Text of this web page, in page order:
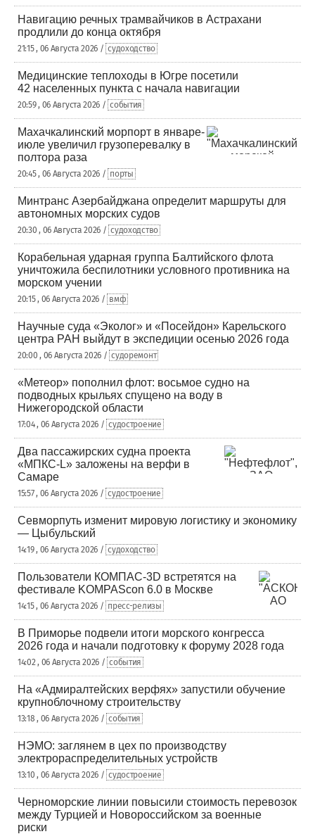
Навигацию речных трамвайчиков в Астрахани
продлили до конца октября
21:15 , 06 Августа 2026 / судоходство
Медицинские теплоходы в Югре посетили
42 населенных пункта с начала навигации
20:59 , 06 Августа 2026 / события
Махачкалинский морпорт в январе-
июле увеличил грузоперевалку в
полтора раза
20:45 , 06 Августа 2026 / порты
Минтранс Азербайджана определит маршруты для
автономных морских судов
20:30 , 06 Августа 2026 / судоходство
Корабельная ударная группа Балтийского флота
уничтожила беспилотники условного противника на
морском учении
20:15 , 06 Августа 2026 / вмф
Научные суда «Эколог» и «Посейдон» Карельского
центра РАН выйдут в экспедиции осенью 2026 года
20:00 , 06 Августа 2026 / судоремонт
«Метеор» пополнил флот: восьмое судно на
подводных крыльях спущено на воду в
Нижегородской области
17:04 , 06 Августа 2026 / судостроение
Два пассажирских судна проекта
«МПКС-L» заложены на верфи в
Самаре
15:57 , 06 Августа 2026 / судостроение
Севморпуть изменит мировую логистику и экономику
— Цыбульский
14:19 , 06 Августа 2026 / судоходство
Пользователи КОМПАС-3D встретятся на
фестивале KOMPAScon 6.0 в Москве
14:15 , 06 Августа 2026 / пресс-релизы
В Приморье подвели итоги морского конгресса
2026 года и начали подготовку к форуму 2028 года
14:02 , 06 Августа 2026 / события
На «Адмиралтейских верфях» запустили обучение
крупноблочному строительству
13:18 , 06 Августа 2026 / события
НЭМО: заглянем в цех по производству
электрораспределительных устройств
13:10 , 06 Августа 2026 / судостроение
Черноморские линии повысили стоимость перевозок
между Турцией и Новороссийском за военные
риски